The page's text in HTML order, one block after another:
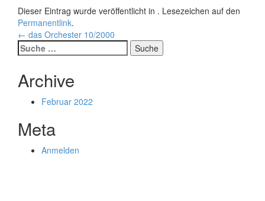
Dieser Eintrag wurde veröffentlicht in . Lesezeichen auf den
Permanentlink.
Beitrags-
Navigation
← das Orchester 10/2000
Suche
nach:
Archive
Februar 2022
Meta
Anmelden